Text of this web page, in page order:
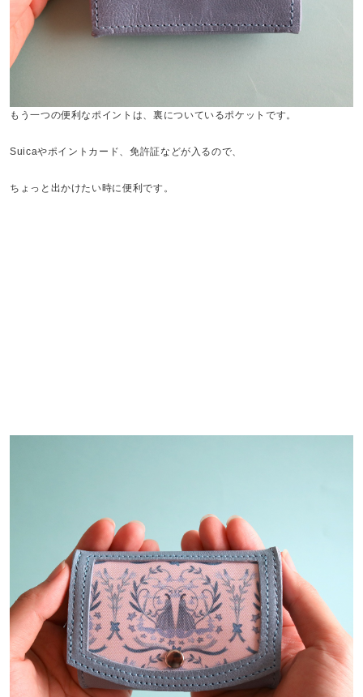
もう一つの便利なポイントは、裏についているポケットです。
Suicaやポイントカード、免許証などが入るので、
ちょっと出かけたい時に便利です。